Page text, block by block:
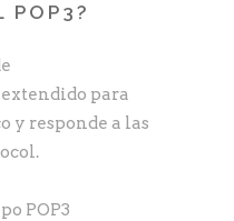
POP3?
para
y responde a las
POP3